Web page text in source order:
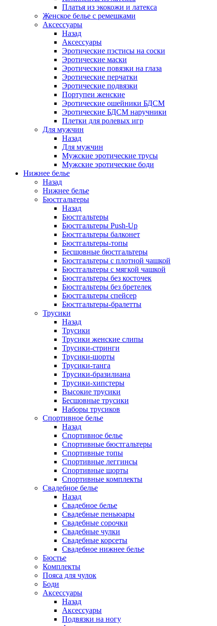
Платья из экокожи и латекса
Женское белье с ремешками
Аксессуары
Назад
Аксессуары
Эротические пэстисы на соски
Эротические маски
Эротические повязки на глаза
Эротические перчатки
Эротические подвязки
Портупеи женские
Эротические ошейники БДСМ
Эротические БДСМ наручники
Плетки для ролевых игр
Для мужчин
Назад
Для мужчин
Мужские эротические трусы
Мужские эротические боди
Нижнее белье
Назад
Нижнее белье
Бюстгальтеры
Назад
Бюстгальтеры
Бюстгальтеры Push-Up
Бюстгальтеры балконет
Бюстгальтеры-топы
Бесшовные бюстгальтеры
Бюстгальтеры с плотной чашкой
Бюстгальтеры с мягкой чашкой
Бюстгальтеры без косточек
Бюстгальтеры без бретелек
Бюстгальтеры спейсер
Бюстгальтеры-бралетты
Трусики
Назад
Трусики
Трусики женские слипы
Трусики-стринги
Трусики-шорты
Трусики-танга
Трусики-бразилиана
Трусики-хипстеры
Высокие трусики
Бесшовные трусики
Наборы трусиков
Спортивное белье
Назад
Спортивное белье
Спортивные бюстгальтеры
Спортивные топы
Спортивные леггинсы
Спортивные шорты
Спортивные комплекты
Свадебное белье
Назад
Свадебное белье
Свадебные пеньюары
Свадебные сорочки
Свадебные чулки
Свадебные корсеты
Свадебное нижнее белье
Бюстье
Комплекты
Пояса для чулок
Боди
Аксессуары
Назад
Аксессуары
Подвязки на ногу